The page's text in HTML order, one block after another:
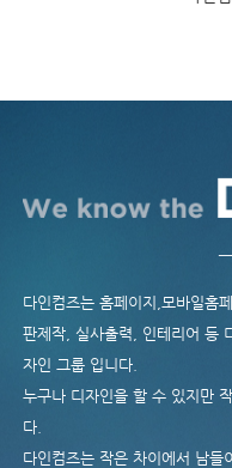
다인컴즈는 홈페이지,모바일홈
판제작, 실사출력, 인테리어 등
자인 그룹 입니다.
누구나 디자인을 할 수 있지만
다.
다인컴즈는 작은 차이에서 남들